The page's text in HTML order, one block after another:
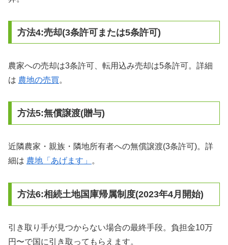
方法4:売却(3条許可または5条許可)
農家への売却は3条許可、転用込み売却は5条許可。詳細
は 農地の売買。
方法5:無償譲渡(贈与)
近隣農家・親族・隣地所有者への無償譲渡(3条許可)。詳
細は 農地「あげます」 。
方法6:相続土地国庫帰属制度(2023年4月開始)
引き取り手が見つからない場合の最終手段。負担金10万
円〜で国に引き取ってもらえます。